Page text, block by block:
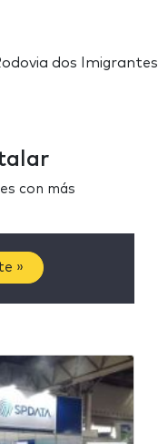
dos Imigrantes
con más
»